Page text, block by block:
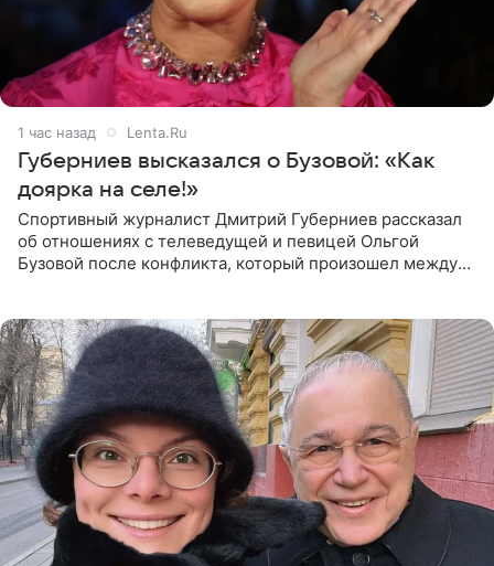
1 час назад Lenta.Ru
Губерниев высказался о Бузовой: «Как
доярка на селе!»
Спортивный журналист Дмитрий Губерниев рассказал
об отношениях с телеведущей и певицей Ольгой
Бузовой после конфликта, который произошел между